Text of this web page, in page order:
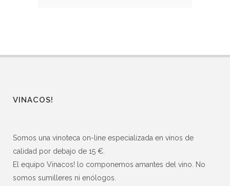
VINACOS!
Somos una vinoteca on-line especializada en vinos de
calidad por debajo de 15 €.
El equipo Vinacos! lo componemos amantes del vino. No
somos sumilleres ni enólogos.